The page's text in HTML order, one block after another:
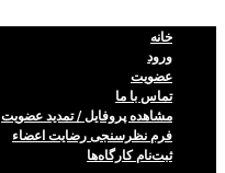
خانه
ورود
عضویت
تماس با ما
مشاهده پروفایل / تمدید عضویت
فرم نظر‌سنجی رضایت اعضاء
ثبت‌نام کارگاه‌ها